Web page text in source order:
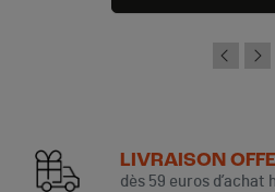
LIVRAISON
dès 59 euros d’achat